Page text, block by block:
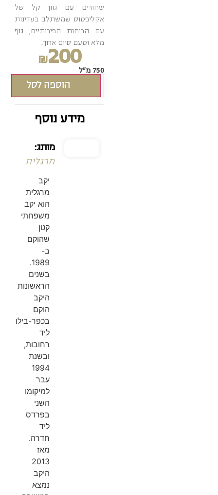
שחורים עם גוון קל של
אקליפטוס שמשתלב בעדינות
עם הריחות הפירותיים, גוף
מלא וטעם סיום ארוך.
₪200
750 מ"ל
הוספה לסל
מידע נוסף
מותג:
מרגלית
יקב
מרגלית
הוא יקב
משפחתי
קטן
שהוקם
ב-
1989.
בשנים
הראשונות
היקב
הוקם
בכפר-בילו
ליד
רחובות,
ובשנת
1994
עבר
למיקומו
השני
בפרדס
ליד
חדרה.
מאז
2013
היקב
נמצא